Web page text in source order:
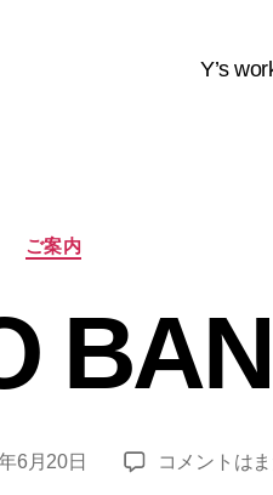
Y’s
カ
テ
リ
ご案内
6月20日
YASU
コメントは